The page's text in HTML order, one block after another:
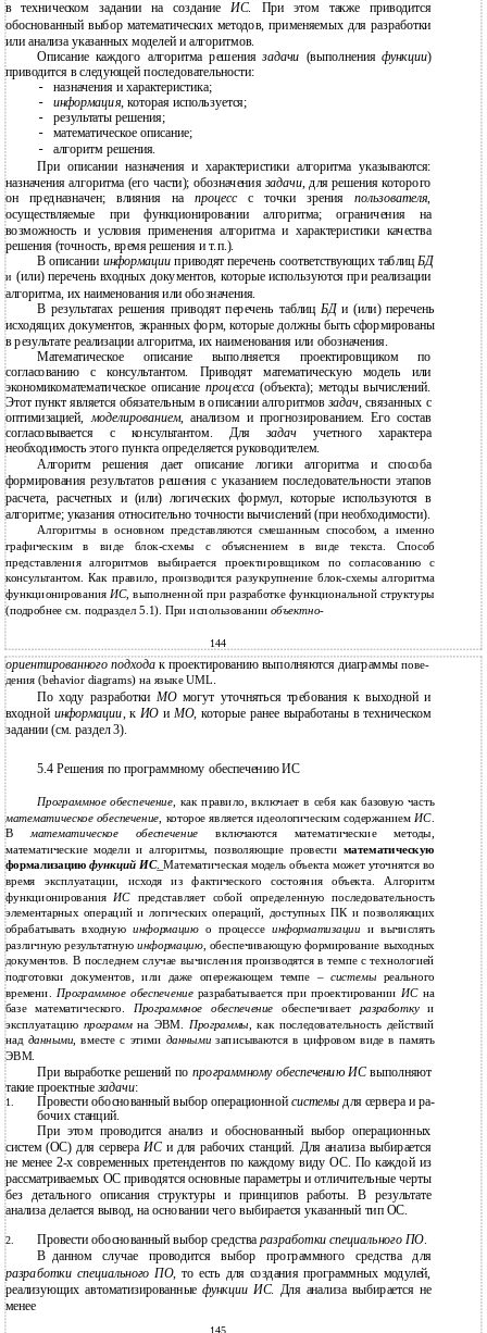
в техническом задании на создание ИС. При этом также приводится
обоснованный выбор математических методов, применяемых для разработки
или анализа указанных моделей и алгоритмов.
Описание каждого алгоритма решениязадачи (выполненияфункции)
приводится в следующей последовательности:
- назначения и характеристика;
- информация, которая используется;
- результаты решения;
- математическое описание;
-
алгоритм решения.
При описании назначения и характеристики алгоритма указываются:
назначения алгоритма (его части); обозначения задачи, для решения которого
он предназначен; влияния на процессс точки зрения пользователя,
осуществляемые при функционировании алгоритма; ограничения на
возможность и условия применения алгоритма и характеристики качества
решения (точность, время решения и т.п.).
В описании информацииприводят перечень соответствующих таблицБД
и (или) перечень входных документов, которые используются при реализации
алгоритма, их наименования или обозначения.
В результатах решения приводят перечень таблицБДи (или) перечень
исходящих документов, экранных форм, которые должны быть сформированы
в результате реализации алгоритма, их наименования или обозначения.
Математическое описание выполняется проектировщиком по
согласованию с консультантом. Приводят математическую модель или
экономикоматематическое описаниепроцесса(объекта); методы вычислений.
Этот пункт является обязательным в описании алгоритмов задач, связанных с
оптимизацией,моделированием, анализом и прогнозированием. Его состав
согласовывается с консультантом. Для задачучетного характера
необходимость этого пункта определяется руководителем.
Алгоритм решения дает описание логики алгоритма и способа
формирования результатов решения с указанием последовательности этапов
расчета, расчетных и (или) логических формул, которые используются в
алгоритме; указания относительно точности вычислений (при необходимости).
Алгоритмы в основном представляются смешанным способом, а именно
графическим в виде блок-схемы с объяснением в виде текста. Способ
представления алгоритмов выбирается проектировщиком по согласованию с
консультантом. Как правило, производится разукрупнение блок-схемы алгоритма
функционирования ИС, выполненной при разработке функциональной структуры
(подробнее см. подраздел 5.1). При использовании объектно-
144
ориентированного подходак проектированию выполняются диаграммыпове-
дения (behavior diagrams) на языке UML.
По ходу разработки МО могут уточняться требования к выходной и
входной информации, к ИО и МО, которые ранее выработаны в техническом
задании (см. раздел 3).
5.4 Решения по программному обеспечению ИС
Программное обеспечение, как правило, включает в себя как базовую часть
математическое обеспечение , которое является идеологическим содержанием ИС.
Вматематическое обеспечениевключаются математические методы,
математические модели и алгоритмы, позволяющие провестиматематическую
формализациюфункций ИС.Математическая модель объекта может уточнятся во
время эксплуатации, исходя из фактического состояния объекта. Алгоритм
функционированияИС представляет собой определенную последовательность
элементарных операций и логических операций, доступных ПК и позволяющих
обрабатывать входнуюинформацию о процессеинформатизации и вычислять
различную результатнуюинформацию, обеспечивающую формирование выходных
документов. В последнем случае вычисления производятся в темпе с технологией
подготовки документов, или даже опережающем темпе – системы реального
времени. Программное обеспечение разрабатывается при проектировании ИС на
базе математического. Программное обеспечениеобеспечивает разработкуи
эксплуатацию программна ЭВМ. Программы, как последовательность действий
над данными,вместе с этими даннымизаписываются в цифровом виде в память
ЭВМ.
При выработке решений попрограммному обеспечению ИСвыполняют
такие проектные задачи:
1. Провести обоснованный выбор операционной системыдля сервера и ра-
бочих станций.
При этом проводится анализ и обоснованный выбор операционных
систем (ОС) для сервера ИС и для рабочих станций. Для анализа выбирается
не менее 2-х современных претендентов по каждому виду ОС. По каждой из
рассматриваемых ОС приводятся основные параметры и отличительные черты
без детального описания структуры и принципов работы. В результате
анализа делается вывод, на основании чего выбирается указанный тип ОС.
2. Провести обоснованный выбор средстваразработки специального ПО.
В данном случае проводится выбор программного средства для
разработки специального ПО, то есть для создания программных модулей,
реализующих автоматизированныефункции ИС. Для анализа выбирается не
менее